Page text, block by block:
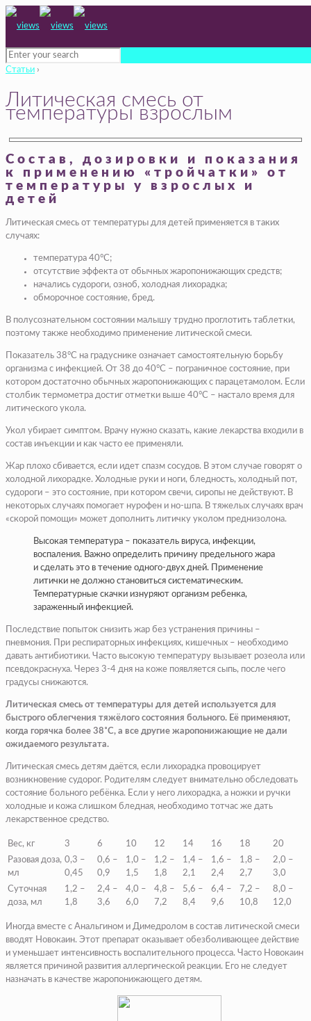
Статьи ›
Литическая смесь от
температуры взрослым
Состав, дозировки и показания
к применению «тройчатки» от
температуры у взрослых и
детей
Литическая смесь от температуры для детей применяется в таких
случаях:
температура 40°С;
отсутствие эффекта от обычных жаропонижающих средств;
начались судороги, озноб, холодная лихорадка;
обморочное состояние, бред.
В полусознательном состоянии малышу трудно проглотить таблетки,
поэтому также необходимо применение литической смеси.
Показатель 38°С на градуснике означает самостоятельную борьбу
организма с инфекцией. От 38 до 40°С – пограничное состояние, при
котором достаточно обычных жаропонижающих с парацетамолом. Если
столбик термометра достиг отметки выше 40°С – настало время для
литического укола.
Укол убирает симптом. Врачу нужно сказать, какие лекарства входили в
состав инъекции и как часто ее применяли.
Жар плохо сбивается, если идет спазм сосудов. В этом случае говорят о
холодной лихорадке. Холодные руки и ноги, бледность, холодный пот,
судороги – это состояние, при котором свечи, сиропы не действуют. В
некоторых случаях помогает нурофен и но-шпа. В тяжелых случаях врач
«скорой помощи» может дополнить литичку уколом преднизолона.
Высокая температура – показатель вируса, инфекции,
воспаления. Важно определить причину предельного жара
и сделать это в течение одного-двух дней. Применение
литички не должно становиться систематическим.
Температурные скачки изнуряют организм ребенка,
зараженный инфекцией.
Последствие попыток снизить жар без устранения причины –
пневмония. При респираторных инфекциях, кишечных – необходимо
давать антибиотики. Часто высокую температуру вызывает розеола или
псевдокраснуха. Через 3-4 дня на коже появляется сыпь, после чего
градусы снижаются.
Литическая смесь от температуры для детей используется для
быстрого облегчения тяжёлого состояния больного. Её применяют,
когда горячка более 38˚С, а все другие жаропонижающие не дали
ожидаемого результата.
Литическая смесь детям даётся, если лихорадка провоцирует
возникновение судорог. Родителям следует внимательно обследовать
состояние больного ребёнка. Если у него лихорадка, а ножки и ручки
холодные и кожа слишком бледная, необходимо тотчас же дать
лекарственное средство.
Вес, кг 3 6 10 12 14 16 18
20
Разовая доза,
мл
0,3 –
0,45
0,6 –
0,9
1,0 –
1,5
1,2 –
1,8
1,4 –
2,1
1,6 –
2,4
1,8 –
2,7
2,0 –
3,0
Суточная
доза, мл
1,2 –
1,8
2,4 –
3,6
4,0 –
6,0
4,8 –
7,2
5,6 –
8,4
6,4 –
9,6
7,2 –
10,8
8,0 –
12,0
Иногда вместе с Анальгином и Димедролом в состав литической смеси
вводят Новокаин. Этот препарат оказывает обезболивающее действие
и уменьшает интенсивность воспалительного процесса. Часто Новокаин
является причиной развития аллергической реакции. Его не следует
назначать в качестве жаропонижающего детям.